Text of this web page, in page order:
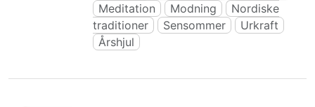
Meditation
Modning
Nordiske
traditioner
Sensommer
Urkraft
Årshjul